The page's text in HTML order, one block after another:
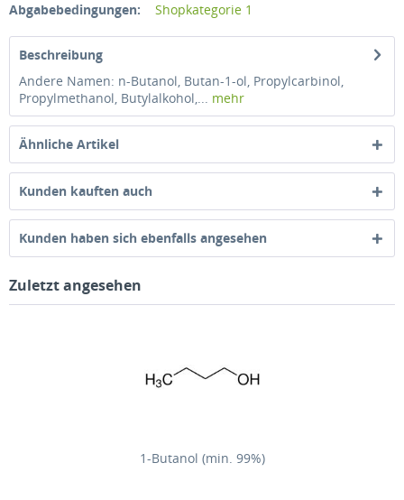
Abgabebedingungen:
Shopkategorie 1
Beschreibung
Andere Namen: n-Butanol, Butan-1-ol, Propylcarbinol,
Propylmethanol, Butylalkohol,... mehr
Ähnliche Artikel
Kunden kauften auch
Kunden haben sich ebenfalls angesehen
Zuletzt angesehen
1-Butanol (min. 99%)